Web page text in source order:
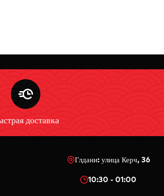
доставка
Глдани: улица Керч, 36
10:30 - 01:00